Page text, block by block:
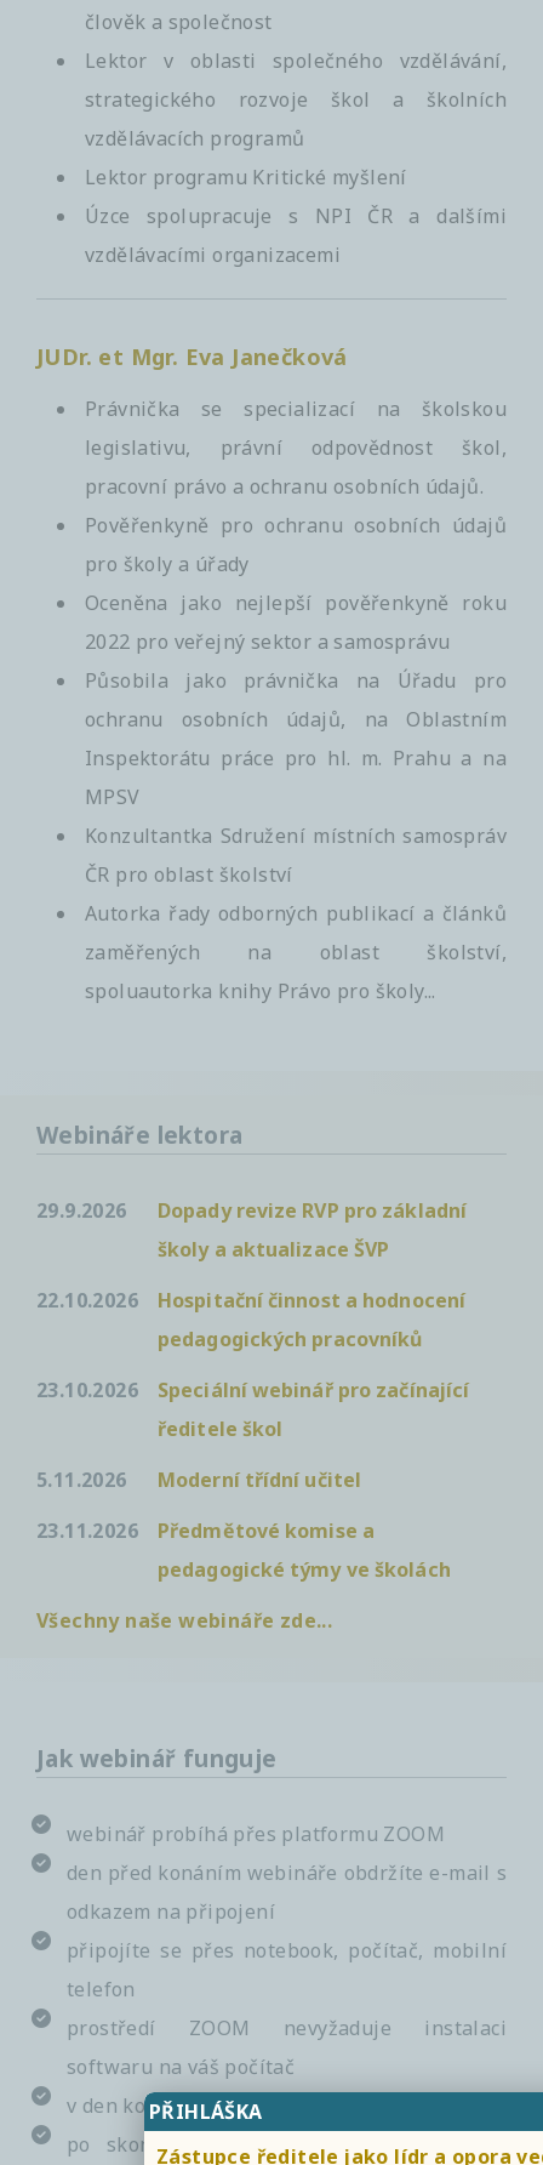
člověk a společnost
Lektor v oblasti společného vzdělávání,
strategického rozvoje škol a školních
vzdělávacích programů
Lektor programu Kritické myšlení
Úzce spolupracuje s NPI ČR a dalšími
vzdělávacími organizacemi
JUDr. et Mgr. Eva Janečková
Právnička se specializací na školskou
legislativu, právní odpovědnost škol,
pracovní právo a ochranu osobních údajů.
Pověřenkyně pro ochranu osobních údajů
pro školy a úřady
Oceněna jako nejlepší pověřenkyně roku
2022 pro veřejný sektor a samosprávu
Působila jako právnička na Úřadu pro
ochranu osobních údajů, na Oblastním
Inspektorátu práce pro hl. m. Prahu a na
MPSV
Konzultantka Sdružení místních samospráv
ČR pro oblast školství
Autorka řady odborných publikací a článků
zaměřených na oblast školství,
spoluautorka knihy Právo pro školy...
Webináře lektora
29.9.2026
Dopady revize RVP pro základní
školy a aktualizace ŠVP
22.10.2026
Hospitační činnost a hodnocení
pedagogických pracovníků
23.10.2026
Speciální webinář pro začínající
ředitele škol
5.11.2026
Moderní třídní učitel
23.11.2026
Předmětové komise a
pedagogické týmy ve školách
Všechny naše webináře zde...
Jak webinář funguje
webinář probíhá přes platformu ZOOM
den před konáním webináře obdržíte e-mail s
odkazem na připojení
připojíte se přes notebook, počítač, mobilní
telefon
prostředí ZOOM nevyžaduje instalaci
softwaru na váš počítač
v den konání se jednoduše přihlásíte
po skončení webináře obdržíte odkaz na
PŘIHLÁŠKA
Zástupce ředitele jako lídr a opora